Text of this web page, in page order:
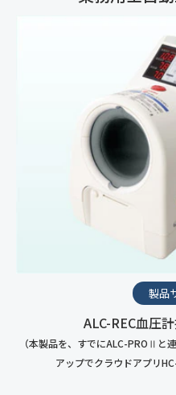
製品
ALC-REC血圧
（本製品を、すでにALC-PROⅡと
アップでクラウドアプリ